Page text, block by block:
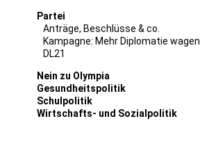
Partei
Anträge, Beschlüsse & co.
Kampagne: Mehr Diplomatie wagen
DL21
Nein zu Olympia
Gesundheitspolitik
Schulpolitik
Wirtschafts- und Sozialpolitik